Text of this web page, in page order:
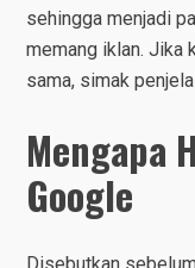
sehingga menjadi
memang iklan. Jika
sama, simak
Mengapa
Google
Disebutkan